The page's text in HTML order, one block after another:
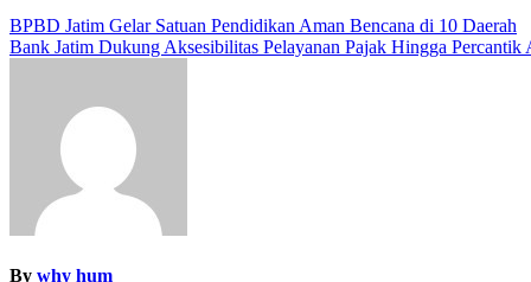
BPBD Jatim Gelar Satuan Pendidikan Aman Bencana di 10 Daerah
Bank Jatim Dukung Aksesibilitas Pelayanan Pajak Hingga
By why hum